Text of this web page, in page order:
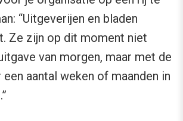
“Uitgeverijen en bladen
Ze zijn op dit moment niet
van morgen, maar met de
aantal weken of maanden in